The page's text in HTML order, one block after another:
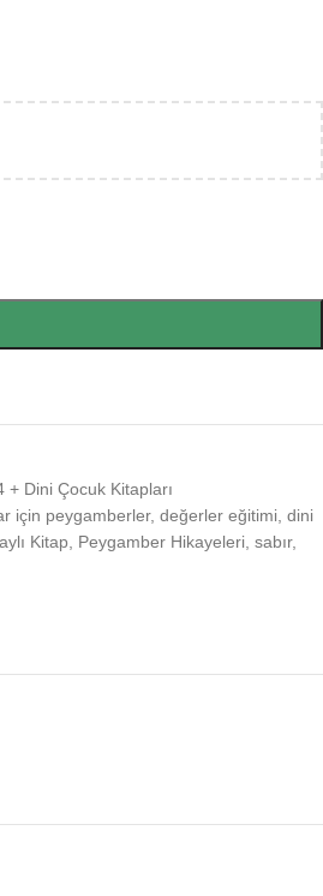
+ Dini Çocuk Kitapları
için peygamberler, değerler eğitimi dini
Kitap Peygamber Hikayeleri sabır,